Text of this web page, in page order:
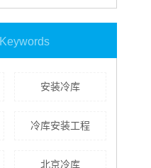
Keywords
安装冷库
冷库安装工程
​北京冷库